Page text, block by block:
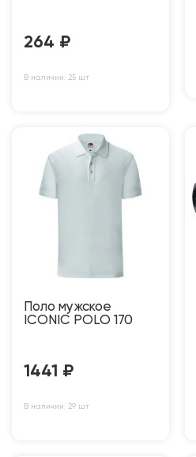
264 ₽
В наличии: 25 шт
Поло мужское
ICONIC POLO 170
1441 ₽
В наличии: 29 шт